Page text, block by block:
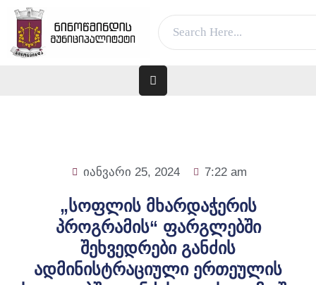
ᲛᲗᲐᲕᲐᲠᲘ
ᲮᲔᲚᲘᲡᲣᲤᲚᲔᲑᲐ
ᲛᲝᲥᲐᲚᲐᲥᲔᲡ
იანვარი 25, 2024 7:22 am
„სოფლის მხარდაჭერის
პროგრამის“ ფარგლებში
შეხვედრები განძის
ადმინისტრაციული ერთეულის
ვებ გვერდი მუშაობს სატესტო რეჟიმში